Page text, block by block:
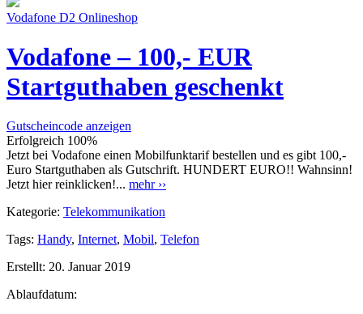
Vodafone D2 Onlineshop
Vodafone – 100,- EUR
Startguthaben geschenkt
Gutscheincode anzeigen
Erfolgreich 100%
Jetzt bei Vodafone einen Mobilfunktarif bestellen und es gibt 100,-
Euro Startguthaben als Gutschrift. HUNDERT EURO!! Wahnsinn!
Jetzt hier reinklicken!... mehr ››
Kategorie: Telekommunikation
Tags: Handy, Internet, Mobil, Telefon
Erstellt: 20. Januar 2019
Ablaufdatum: